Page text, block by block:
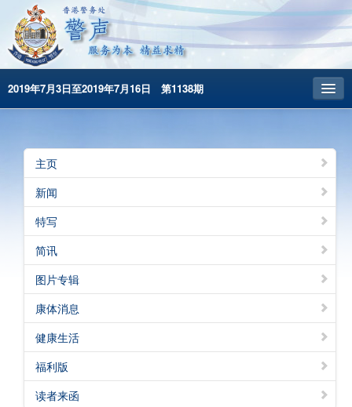
2019年7月3日至2019年7月16日 第1138期
昔日警声
警务处主页
繁體版
English
主页
新闻
特写
简讯
图片专辑
康体消息
健康生活
福利版
读者来函